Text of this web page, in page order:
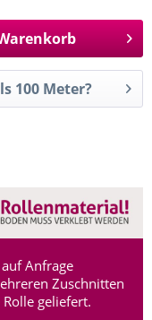
Weniger als 100 Meter?
Anfrage
Zuschnitten
geliefert.